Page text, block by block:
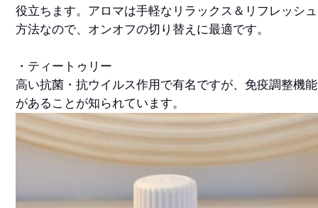
役立ちます。アロマは手軽なリラックス＆リフレッシュ
方法なので、オンオフの切り替えに最適です。
・ティートゥリー
高い抗菌・抗ウイルス作用で有名ですが、免疫調整機能
があることが知られています。